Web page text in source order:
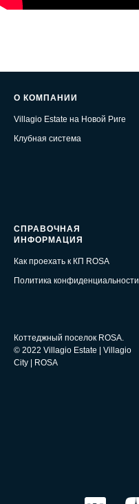
О КОМПАНИИ
Villagio Estate на Новой Риге
Клубная система
СПРАВОЧНАЯ
ИНФОРМАЦИЯ
Как проехать к КП ROSA
Политика конфиденциальности
Коттеджный поселок ROSA.
© 2022 Villagio Estate
Villagio
City | ROSA